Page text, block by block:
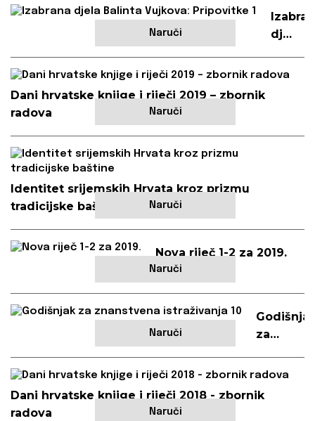
djela
Naruči
Dani hrvatske knjige i riječi 2019 – zbornik
radova
Naruči
Identitet srijemskih Hrvata kroz prizmu
tradicijske baštine
Naruči
Nova riječ 1-2 za 2019.
Naruči
za
10
Naruči
Dani hrvatske knjige i riječi 2018 - zbornik
radova
Naruči